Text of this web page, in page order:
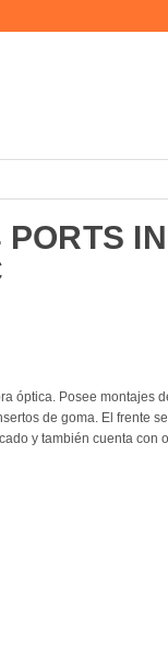
óptica. Posee montajes
de goma. El frente
y también cuenta con